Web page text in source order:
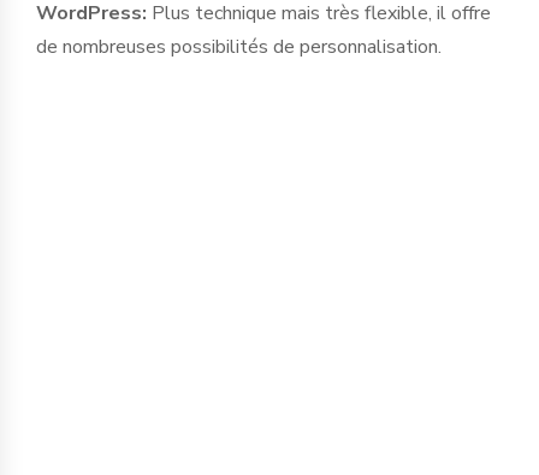
WordPress: Plus technique mais très flexible, il offre
de nombreuses possibilités de personnalisation.